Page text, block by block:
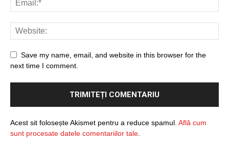
Save my name, email, and website in this browser for the
next time I comment.
Acest sit folosește Akismet pentru a reduce spamul. Află cum
sunt procesate datele comentariilor tale